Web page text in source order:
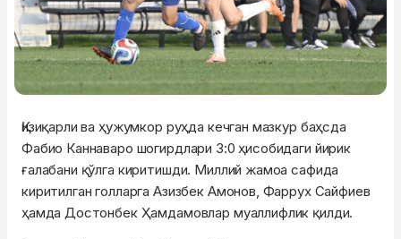
Қизиқарли ва ҳужумкор руҳда кечган мазкур баҳсда
Фабио Каннаваро шогирдлари 3:0 ҳисобидаги йирик
ғалабани қўлга киритишди. Миллий жамоа сафида
киритилган голларга Азизбек Амонов, Фаррух Сайфиев
ҳамда Достонбек Ҳамдамовлар муаллифлик қилди.